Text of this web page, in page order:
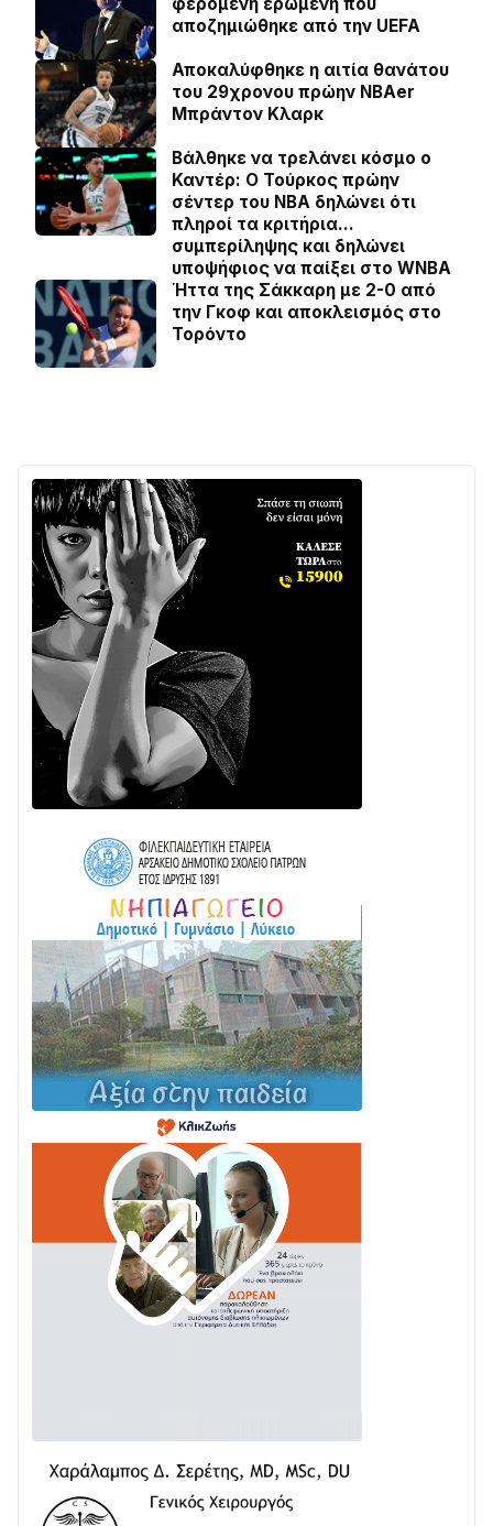
αποζημιώθηκε από την UEFA
Αποκαλύφθηκε η αιτία θανάτου
του 29χρονου πρώην NBAer
Μπράντον Κλαρκ
Βάλθηκε να τρελάνει κόσμο ο
Καντέρ: Ο Τούρκος πρώην
σέντερ του NBA δηλώνει ότι
πληροί τα κριτήρια…
συμπερίληψης και δηλώνει
υποψήφιος να παίξει στο WNBA
Ήττα της Σάκκαρη με 2-0 από
την Γκοφ και αποκλεισμός στο
Τορόντο